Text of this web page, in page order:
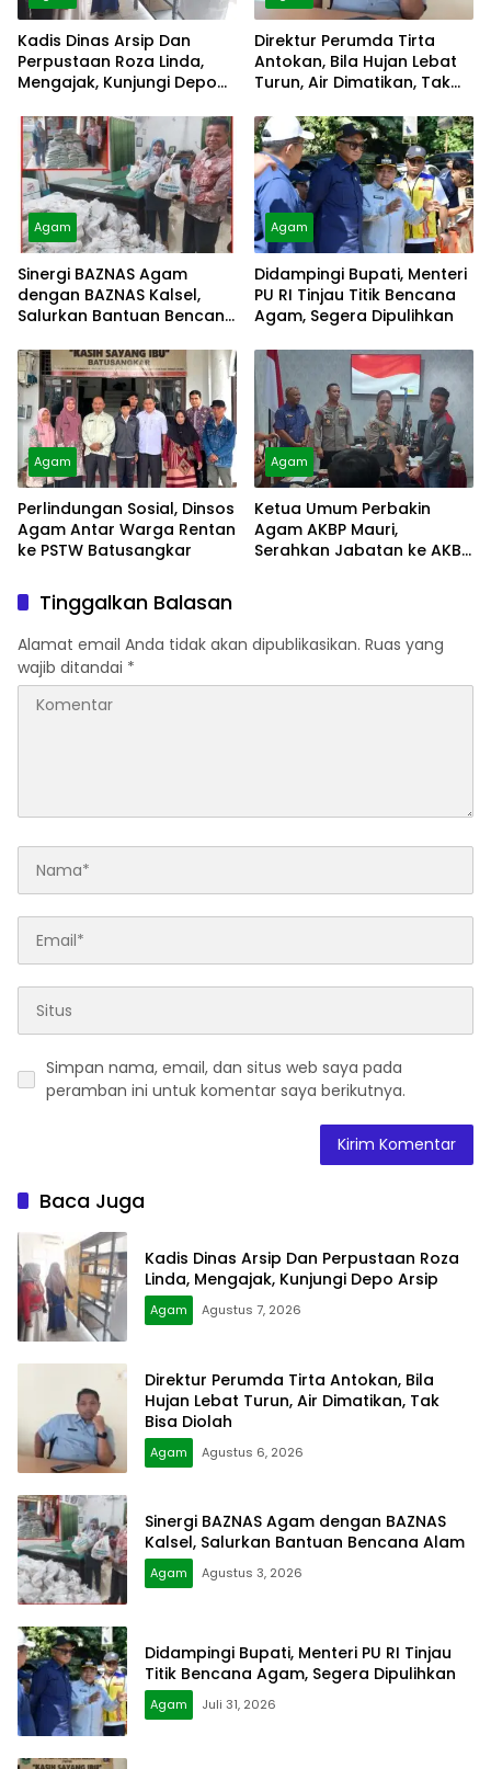
Kadis Dinas Arsip Dan
Perpustaan Roza Linda,
Mengajak, Kunjungi Depo
Direktur Perumda Tirta
Antokan, Bila Hujan Lebat
Turun, Air Dimatikan, Tak
Agam
Sinergi BAZNAS Agam
dengan BAZNAS Kalsel,
Salurkan Bantuan Bencana
Agam
Didampingi Bupati, Menteri
PU RI Tinjau Titik Bencana
Agam, Segera Dipulihkan
Agam
Perlindungan Sosial, Dinsos
Agam Antar Warga Rentan
ke PSTW Batusangkar
Agam
Ketua Umum Perbakin
Agam AKBP Mauri,
Serahkan Jabatan ke AKBP
Tinggalkan Balasan
Alamat email Anda tidak akan dipublikasikan. Ruas yang
wajib ditandai *
Simpan nama, email, dan situs web saya pada
peramban ini untuk komentar saya berikutnya.
Baca Juga
Kadis Dinas Arsip Dan Perpustaan Roza
Linda, Mengajak, Kunjungi Depo Arsip
Agam Agustus 7, 2026
Direktur Perumda Tirta Antokan, Bila
Hujan Lebat Turun, Air Dimatikan, Tak
Bisa Diolah
Agam Agustus 6, 2026
Sinergi BAZNAS Agam dengan BAZNAS
Kalsel, Salurkan Bantuan Bencana Alam
Agam Agustus 3, 2026
Didampingi Bupati, Menteri PU RI Tinjau
Titik Bencana Agam, Segera Dipulihkan
Agam Juli 31, 2026